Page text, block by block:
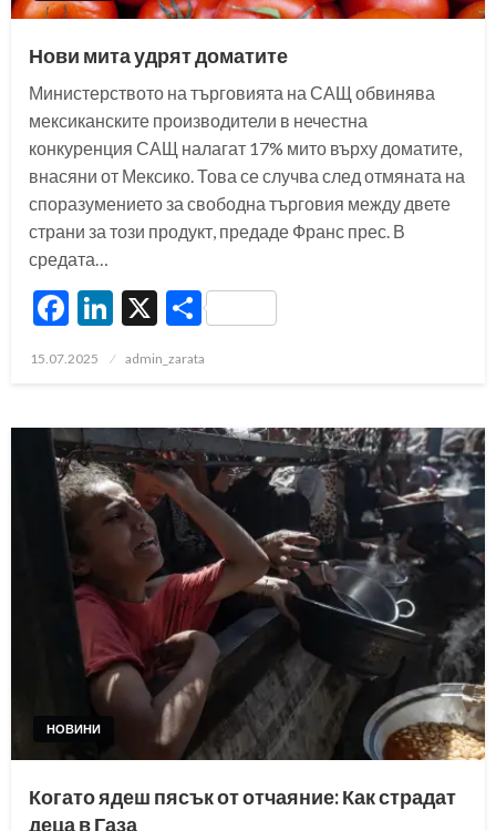
Нови мита удрят доматите
Министерството на търговията на САЩ обвинява
мексиканските производители в нечестна
конкуренция САЩ налагат 17% мито върху доматите,
внасяни от Мексико. Това се случва след отмяната на
споразумението за свободна търговия между двете
страни за този продукт, предаде Франс прес. В
средата…
Facebook
LinkedIn
X Share
Posted
15.07.2025 admin_zarata
НОВИНИ
Когато ядеш пясък от отчаяние: Как страдат
деца в Газа